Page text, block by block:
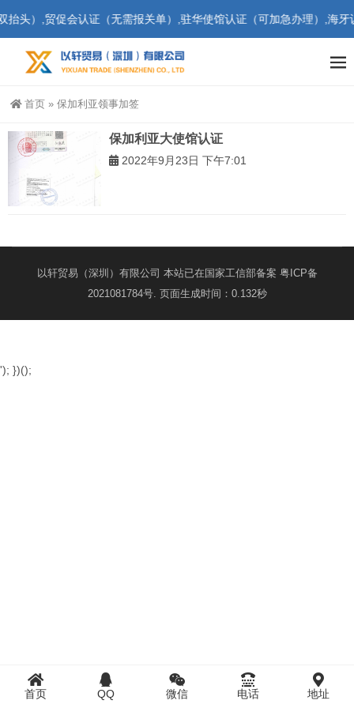
头）,贸促会认证（无需报关单）,驻华使馆认证（可加急办理）,海
首页 » 保加利亚领事加签
保加利亚大使馆认证
2022年9月23日 下午7:01
以轩贸易（深圳）有限公司 本站已在国家工信部备案 粤ICP备
2021081784号. 页面生成时间：0.132秒
首页 QQ 微信 电话 地址
'); })();